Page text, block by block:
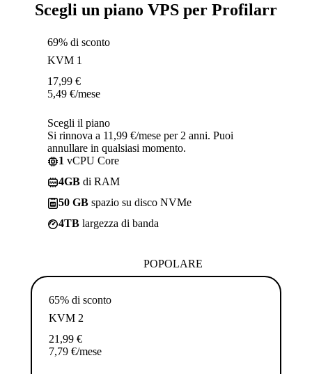
Scegli un piano VPS per Profilarr
69% di sconto
KVM 1
17,99 €
5,49 €/mese
Scegli il piano
Si rinnova a 11,99 €/mese per 2 anni. Puoi
annullare in qualsiasi momento.
1 vCPU Core
4GB di RAM
50 GB spazio su disco NVMe
4TB largezza di banda
POPOLARE
65% di sconto
KVM 2
21,99 €
7,79 €/mese